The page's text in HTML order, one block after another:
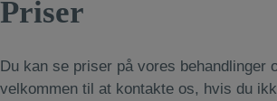
Priser
Du kan se priser på vores behandlinger
velkommen til at kontakte os, hvis du